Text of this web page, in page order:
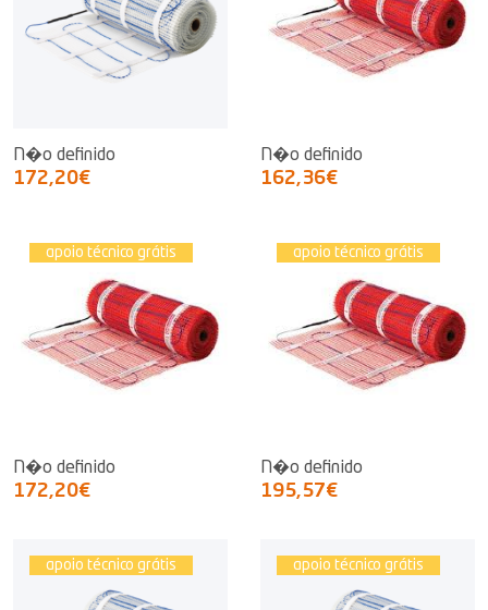
N�o definido
172,20€
N�o definido
162,36€
apoio técnico grátis
N�o definido
172,20€
apoio técnico grátis
N�o definido
195,57€
apoio técnico grátis apoio técnico grátis